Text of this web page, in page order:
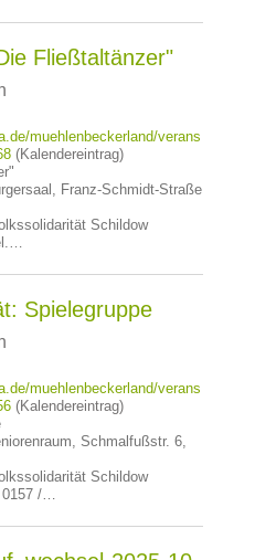
Fließtaltänzer"
muehlenbeckerland/verans
(Kalendereintrag)
Franz-Schmidt-Straße
Schildow
Spielegruppe
muehlenbeckerland/verans
(Kalendereintrag)
Schmalfußstr. 6,
Schildow
0157 /…